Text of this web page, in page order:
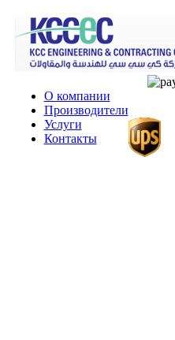
О компании
Производители
Услуги
Контакты